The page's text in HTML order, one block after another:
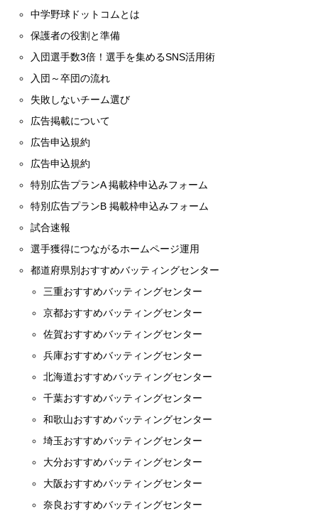
中学野球ドットコムとは
保護者の役割と準備
入団選手数3倍！選手を集めるSNS活用術
入団～卒団の流れ
失敗しないチーム選び
広告掲載について
広告申込規約
広告申込規約
特別広告プランA 掲載枠申込みフォーム
特別広告プランB 掲載枠申込みフォーム
試合速報
選手獲得につながるホームページ運用
都道府県別おすすめバッティングセンター
三重おすすめバッティングセンター
京都おすすめバッティングセンター
佐賀おすすめバッティングセンター
兵庫おすすめバッティングセンター
北海道おすすめバッティングセンター
千葉おすすめバッティングセンター
和歌山おすすめバッティングセンター
埼玉おすすめバッティングセンター
大分おすすめバッティングセンター
大阪おすすめバッティングセンター
奈良おすすめバッティングセンター